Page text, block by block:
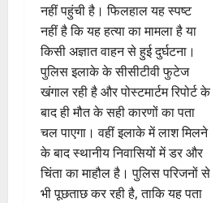
नहीं पहुंची है। फिलहाल यह स्पष्ट
नहीं है कि यह हत्या का मामला है या
किसी अज्ञात वाहन से हुई दुर्घटना।
पुलिस इलाके के सीसीटीवी फुटेज
खंगाल रही है और पोस्टमार्टम रिपोर्ट के
बाद ही मौत के सही कारणों का पता
चल पाएगा। वहीं इलाके में लाश मिलने
के बाद स्थानीय निवासियों में डर और
चिंता का माहौल है। पुलिस परिजनों से
भी पूछताछ कर रही है, ताकि यह पता